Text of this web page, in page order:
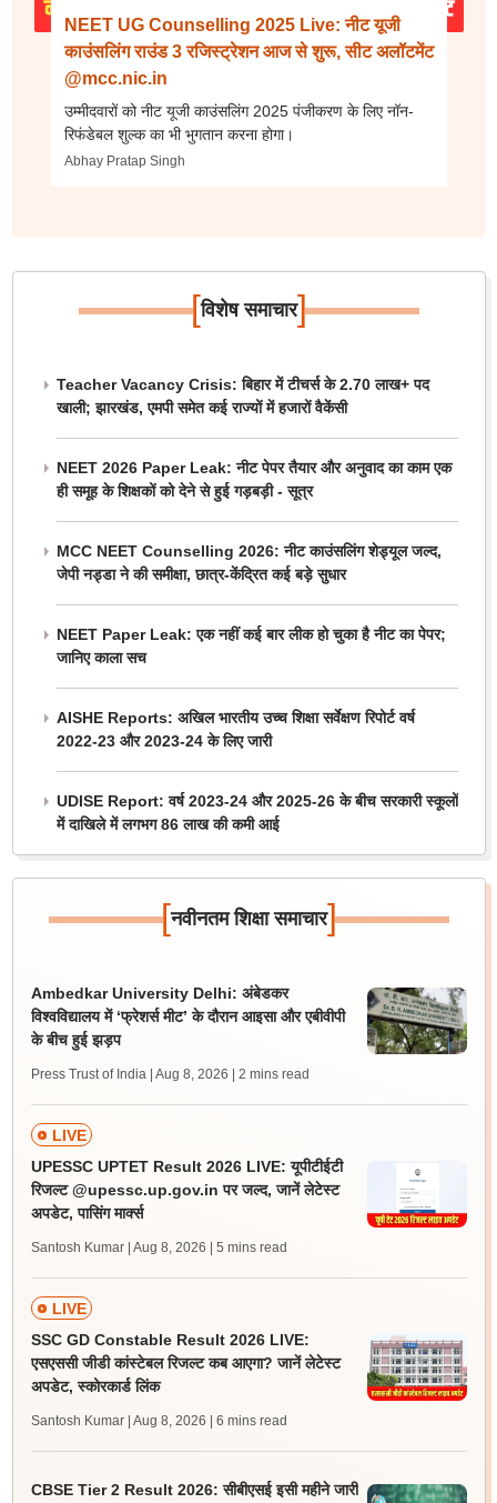
NEET UG Counselling 2025 Live: नीट यूजी
काउंसलिंग राउंड 3 रजिस्ट्रेशन आज से शुरू, सीट अलॉटमेंट
@mcc.nic.in
उम्मीदवारों को नीट यूजी काउंसलिंग 2025 पंजीकरण के लिए नॉन-
रिफंडेबल शुल्क का भी भुगतान करना होगा।
Abhay Pratap Singh
[विशेष समाचार]
Teacher Vacancy Crisis: बिहार में टीचर्स के 2.70 लाख+ पद
खाली; झारखंड, एमपी समेत कई राज्यों में हजारों वैकेंसी
NEET 2026 Paper Leak: नीट पेपर तैयार और अनुवाद का काम एक
ही समूह के शिक्षकों को देने से हुई गड़बड़ी - सूत्र
MCC NEET Counselling 2026: नीट काउंसलिंग शेड्यूल जल्द,
जेपी नड्डा ने की समीक्षा, छात्र-केंद्रित कई बड़े सुधार
NEET Paper Leak: एक नहीं कई बार लीक हो चुका है नीट का पेपर;
जानिए काला सच
AISHE Reports: अखिल भारतीय उच्च शिक्षा सर्वेक्षण रिपोर्ट वर्ष
2022-23 और 2023-24 के लिए जारी
UDISE Report: वर्ष 2023-24 और 2025-26 के बीच सरकारी स्कूलों
में दाखिले में लगभग 86 लाख की कमी आई
[नवीनतम शिक्षा समाचार]
Ambedkar University Delhi: अंबेडकर
विश्वविद्यालय में ‘फ्रेशर्स मीट’ के दौरान आइसा और एबीवीपी
के बीच हुई झड़प
Press Trust of India | Aug 8, 2026 | 2 mins read
LIVE
UPESSC UPTET Result 2026 LIVE: यूपीटीईटी
रिजल्ट @upessc.up.gov.in पर जल्द, जानें लेटेस्ट
अपडेट, पासिंग मार्क्स
Santosh Kumar | Aug 8, 2026 | 5 mins read
LIVE
SSC GD Constable Result 2026 LIVE:
एसएससी जीडी कांस्टेबल रिजल्ट कब आएगा? जानें लेटेस्ट
अपडेट, स्कोरकार्ड लिंक
Santosh Kumar | Aug 8, 2026 | 6 mins read
CBSE Tier 2 Result 2026: सीबीएसई इसी महीने जारी